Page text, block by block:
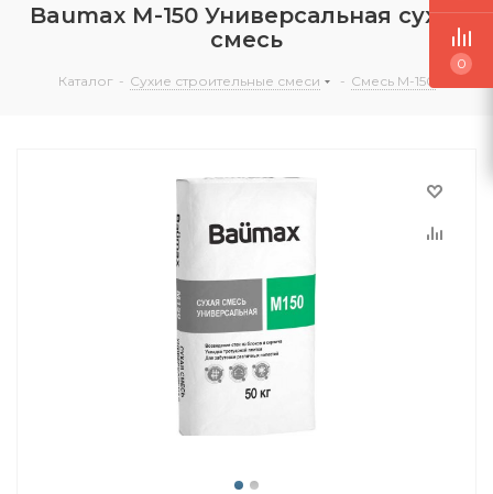
Baumax М-150 Универсальная сухая
смесь
Каталог - Сухие строительные смеси - Смесь М-150
0